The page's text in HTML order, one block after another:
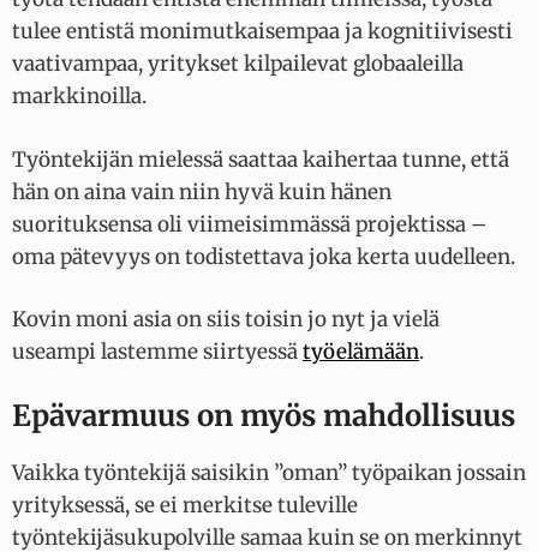
tulee entistä monimutkaisempaa ja kognitiivisesti
vaativampaa, yritykset kilpailevat globaaleilla
markkinoilla.
Työntekijän mielessä saattaa kaihertaa tunne, että
hän on aina vain niin hyvä kuin hänen
suorituksensa oli viimeisimmässä projektissa –
oma pätevyys on todistettava joka kerta uudelleen.
Kovin moni asia on siis toisin jo nyt ja vielä
useampi lastemme siirtyessätyöelämään.
Epävarmuus on myös mahdollisuus
Vaikka työntekijä saisikin ”oman” työpaikan jossain
yrityksessä, se ei merkitse tuleville
työntekijäsukupolville samaa kuin se on merkinnyt